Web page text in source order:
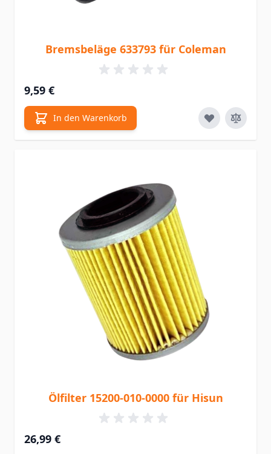
Bremsbeläge 633793 für Coleman
9,59 €
In den Warenkorb
Ölfilter 15200-010-0000 für Hisun
26,99 €